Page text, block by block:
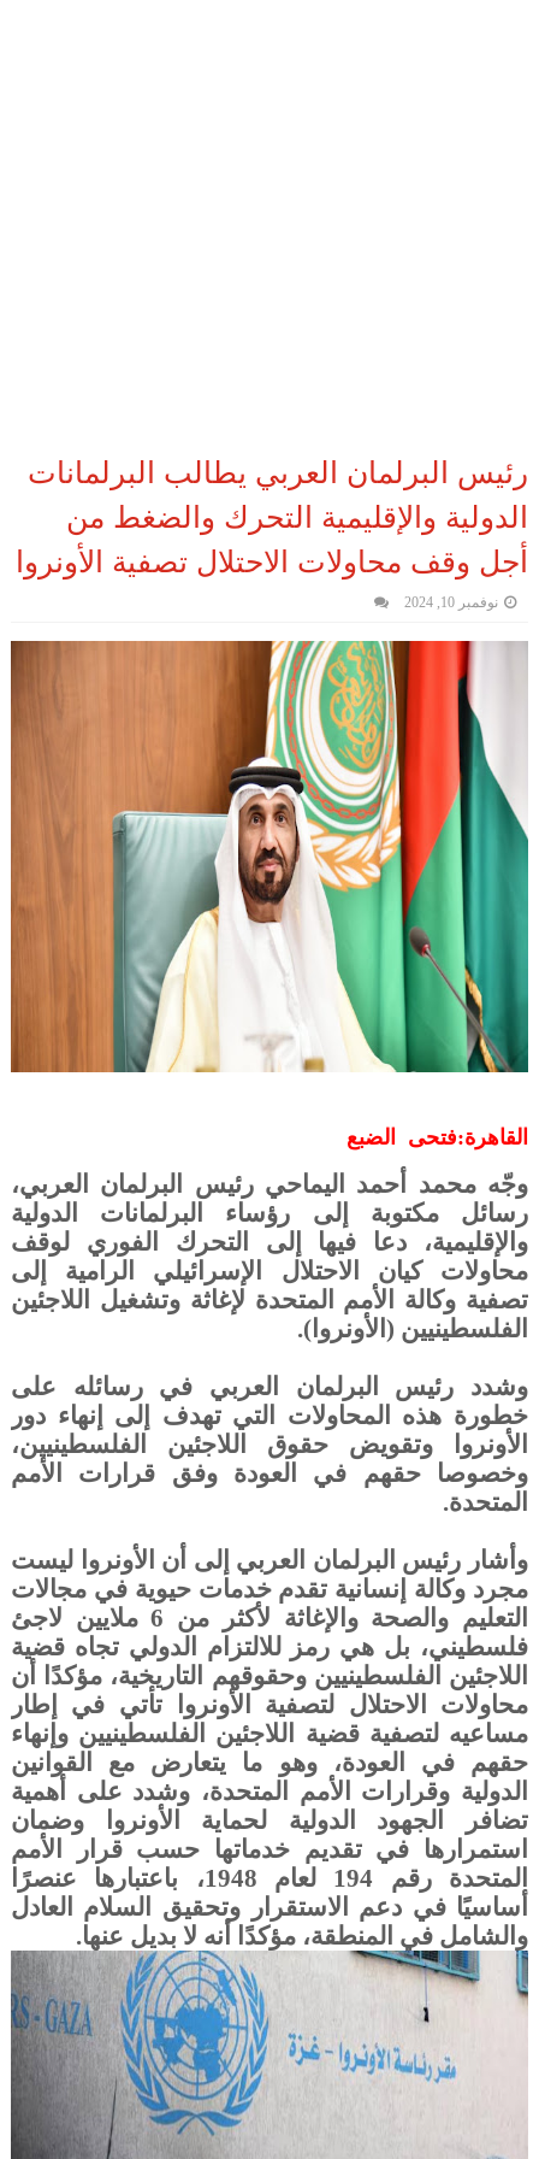
رئيس البرلمان العربي يطالب البرلمانات
الدولية والإقليمية التحرك والضغط من
أجل وقف محاولات الاحتلال تصفية الأونروا
نوفمبر 10, 2024
القاهرة:فتحى الضبع
وجّه محمد أحمد اليماحي رئيس البرلمان العربي،
رسائل مكتوبة إلى رؤساء البرلمانات الدولية
والإقليمية، دعا فيها إلى التحرك الفوري لوقف
محاولات كيان الاحتلال الإسرائيلي الرامية إلى
تصفية وكالة الأمم المتحدة لإغاثة وتشغيل اللاجئين
الفلسطينيين (الأونروا).
وشدد رئيس البرلمان العربي في رسائله على
خطورة هذه المحاولات التي تهدف إلى إنهاء دور
الأونروا وتقويض حقوق اللاجئين الفلسطينيين،
وخصوصا حقهم في العودة وفق قرارات الأمم
المتحدة.
وأشار رئيس البرلمان العربي إلى أن الأونروا ليست
مجرد وكالة إنسانية تقدم خدمات حيوية في مجالات
التعليم والصحة والإغاثة لأكثر من 6 ملايين لاجئ
فلسطيني، بل هي رمز للالتزام الدولي تجاه قضية
اللاجئين الفلسطينيين وحقوقهم التاريخية، مؤكدًا أن
محاولات الاحتلال لتصفية الأونروا تأتي في إطار
مساعيه لتصفية قضية اللاجئين الفلسطينيين وإنهاء
حقهم في العودة، وهو ما يتعارض مع القوانين
الدولية وقرارات الأمم المتحدة، وشدد على أهمية
تضافر الجهود الدولية لحماية الأونروا وضمان
استمرارها في تقديم خدماتها حسب قرار الأمم
المتحدة رقم 194 لعام 1948، باعتبارها عنصرًا
أساسيًا في دعم الاستقرار وتحقيق السلام العادل
والشامل في المنطقة، مؤكدًا أنه لا بديل عنها.